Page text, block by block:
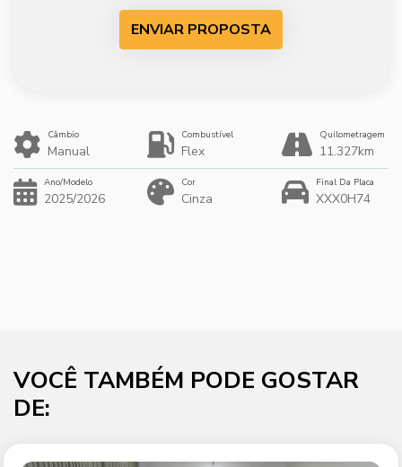
ENVIAR PROPOSTA
Câmbio
Manual
Combustível
Flex
Quilometragem
11.327km
Ano/Modelo
2025/2026
Cor
Cinza
Final Da Placa
XXX0H74
VOCÊ TAMBÉM PODE GOSTAR
DE: